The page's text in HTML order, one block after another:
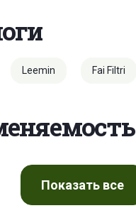
Leemin Fai Filtri
Показатьвсе